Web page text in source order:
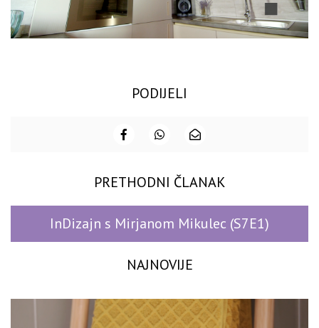
PODIJELI
PRETHODNI ČLANAK
InDizajn s Mirjanom Mikulec (S7E1)
NAJNOVIJE